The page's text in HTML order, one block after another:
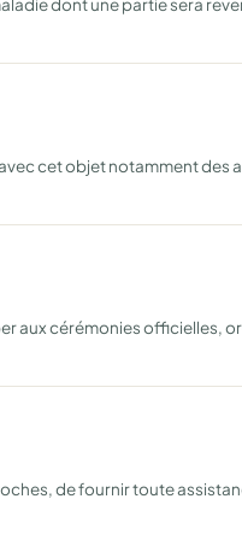
dont une partie sera
cet objet notamment
aux cérémonies officielles,
de fournir toute